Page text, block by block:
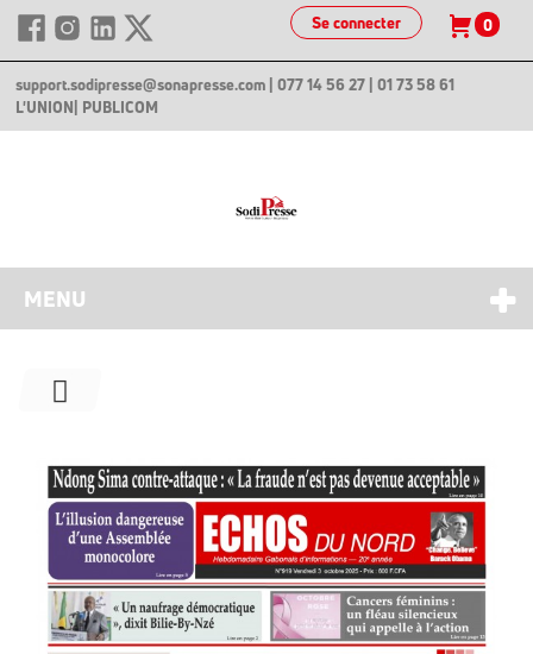
Se connecter 0
support.sodipresse@sonapresse.com | 077 14 56 27 | 01 73 58 61
L'UNION | PUBLICOM
MENU